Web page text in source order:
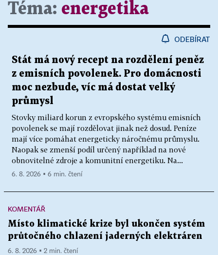
Téma: energetika
ODEBÍRAT
Stát má nový recept na rozdělení peněz
z emisních povolenek. Pro domácnosti
moc nezbude, víc má dostat velký
průmysl
Stovky miliard korun z evropského systému emisních
povolenek se mají rozdělovat jinak než dosud. Peníze
mají více pomáhat energeticky náročnému průmyslu.
Naopak se zmenší podíl určený například na nové
obnovitelné zdroje a komunitní energetiku. Na...
6. 8. 2026 ▪ 6 min. čtení
KOMENTÁŘ
Místo klimatické krize byl ukončen systém
průtočného chlazení jaderných elektráren
6. 8. 2026 ▪ 2 min. čtení